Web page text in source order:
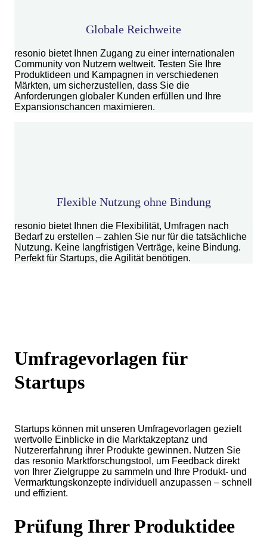
Globale Reichweite
resonio bietet Ihnen Zugang zu einer internationalen
Community von Nutzern weltweit. Testen Sie Ihre
Produktideen und Kampagnen in verschiedenen
Märkten, um sicherzustellen, dass Sie die
Anforderungen globaler Kunden erfüllen und Ihre
Expansionschancen maximieren.
Flexible Nutzung ohne Bindung
resonio bietet Ihnen die Flexibilität, Umfragen nach
Bedarf zu erstellen – zahlen Sie nur für die tatsächliche
Nutzung. Keine langfristigen Verträge, keine Bindung.
Perfekt für Startups, die Agilität benötigen.
Umfragevorlagen für
Startups
Startups können mit unseren Umfragevorlagen gezielt
wertvolle Einblicke in die Marktakzeptanz und
Nutzererfahrung ihrer Produkte gewinnen. Nutzen Sie
das resonio Marktforschungstool, um Feedback direkt
von Ihrer Zielgruppe zu sammeln und Ihre Produkt- und
Vermarktungskonzepte individuell anzupassen – schnell
und effizient.
Prüfung Ihrer Produktidee